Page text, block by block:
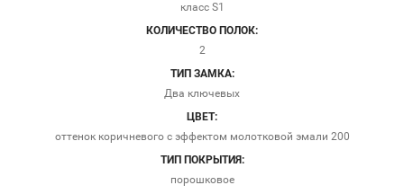
класс S1
КОЛИЧЕСТВО ПОЛОК:
2
ТИП ЗАМКА:
Два ключевых
ЦВЕТ:
оттенок коричневого с эффектом молотковой эмали 200
ТИП ПОКРЫТИЯ:
порошковое